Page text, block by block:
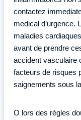
contactez
medical d’urgence.
maladies
avant de prendre
accident vasculaire
facteurs de risques
saignements sous
O lors des règles